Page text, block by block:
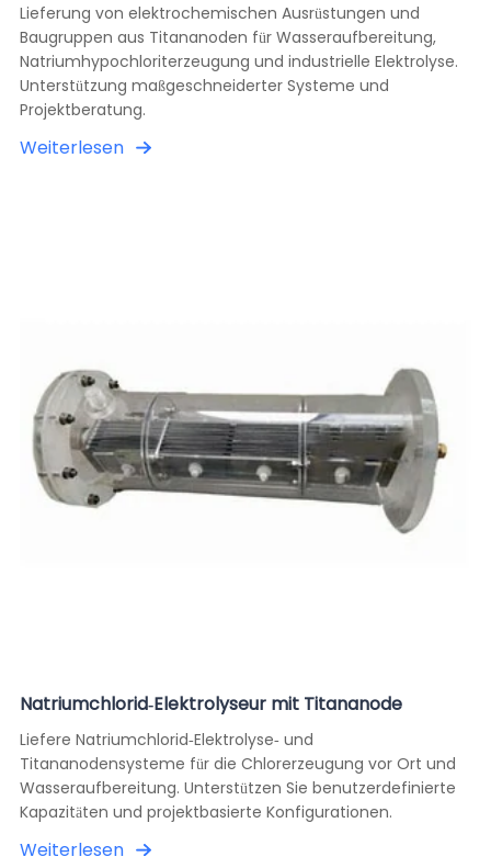
Lieferung von elektrochemischen Ausrüstungen und
Baugruppen aus Titananoden für Wasseraufbereitung,
Natriumhypochloriterzeugung und industrielle Elektrolyse.
Unterstützung maßgeschneiderter Systeme und
Projektberatung.
Weiterlesen
Natriumchlorid-Elektrolyseur mit Titananode
Liefere Natriumchlorid-Elektrolyse- und
Titananodensysteme für die Chlorerzeugung vor Ort und
Wasseraufbereitung. Unterstützen Sie benutzerdefinierte
Kapazitäten und projektbasierte Konfigurationen.
Weiterlesen